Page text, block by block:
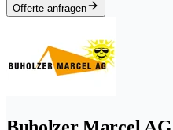
Offerte anfragen